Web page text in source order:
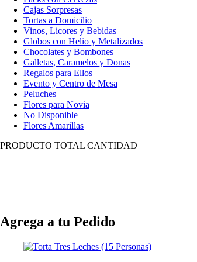
Cajas Sorpresas
Tortas a Domicilio
Vinos, Licores y Bebidas
Globos con Helio y Metalizados
Chocolates y Bombones
Galletas, Caramelos y Donas
Regalos para Ellos
Evento y Centro de Mesa
Peluches
Flores para Novia
No Disponible
Flores Amarillas
PRODUCTO TOTAL CANTIDAD
Agrega a tu Pedido